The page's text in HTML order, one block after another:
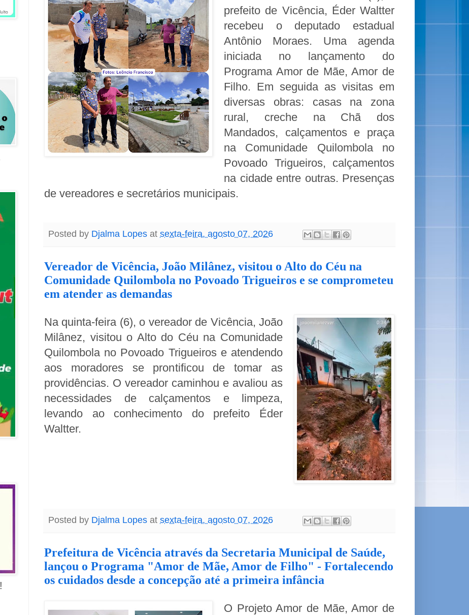
prefeito de Vicência, Éder Waltter
recebeu o deputado estadual
Antônio Moraes. Uma agenda
iniciada no lançamento do
Programa Amor de Mãe, Amor de
Filho. Em seguida as visitas em
diversas obras: casas na zona
rural, creche na Chã dos
Mandados, calçamentos e praça
na Comunidade Quilombola no
Povoado Trigueiros, calçamentos
na cidade entre outras. Presenças
de vereadores e secretários municipais.
Posted by Djalma Lopes at sexta-feira, agosto 07, 2026
Vereador de Vicência, João Milânez, visitou o Alto do Céu na
Comunidade Quilombola no Povoado Trigueiros e se comprometeu
em atender as demandas
Na quinta-feira (6), o vereador de Vicência, João
Milânez, visitou o Alto do Céu na Comunidade
Quilombola no Povoado Trigueiros e atendendo
aos moradores se prontificou de tomar as
providências. O vereador caminhou e avaliou as
necessidades de calçamentos e limpeza,
levando ao conhecimento do prefeito Éder
Waltter.
Posted by Djalma Lopes at sexta-feira, agosto 07, 2026
Prefeitura de Vicência através da Secretaria Municipal de Saúde,
lançou o Programa "Amor de Mãe, Amor de Filho" - Fortalecendo
os cuidados desde a concepção até a primeira infância
O Projeto Amor de Mãe, Amor de